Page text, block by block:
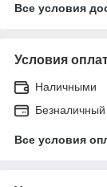
Все условия
Условия
Наличными
Безналичный
Все условия